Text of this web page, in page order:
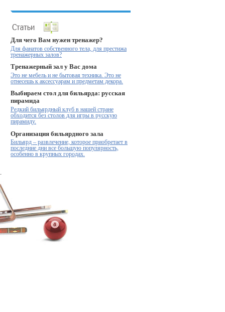
Для чего Вам нужен тренажер?
Для фанатов собственного тела, для престижа
тренажерных залов?
Тренажерный зал у Вас дома
Это не мебель и не бытовая техника. Это не
отнесешь к аксессуарам и предметам декора.
Выбираем стол для бильярда: русская
пирамида
Редкий бильярдный клуб в нашей стране
обходится без столов для игры в русскую
пирамиду.
Организация бильярдного зала
Бильярд – развлечение, которое приобретает в
последние дни все большую популярность,
особенно в крупных городах.
.